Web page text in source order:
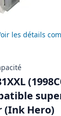
les détails
(Ink Hero)